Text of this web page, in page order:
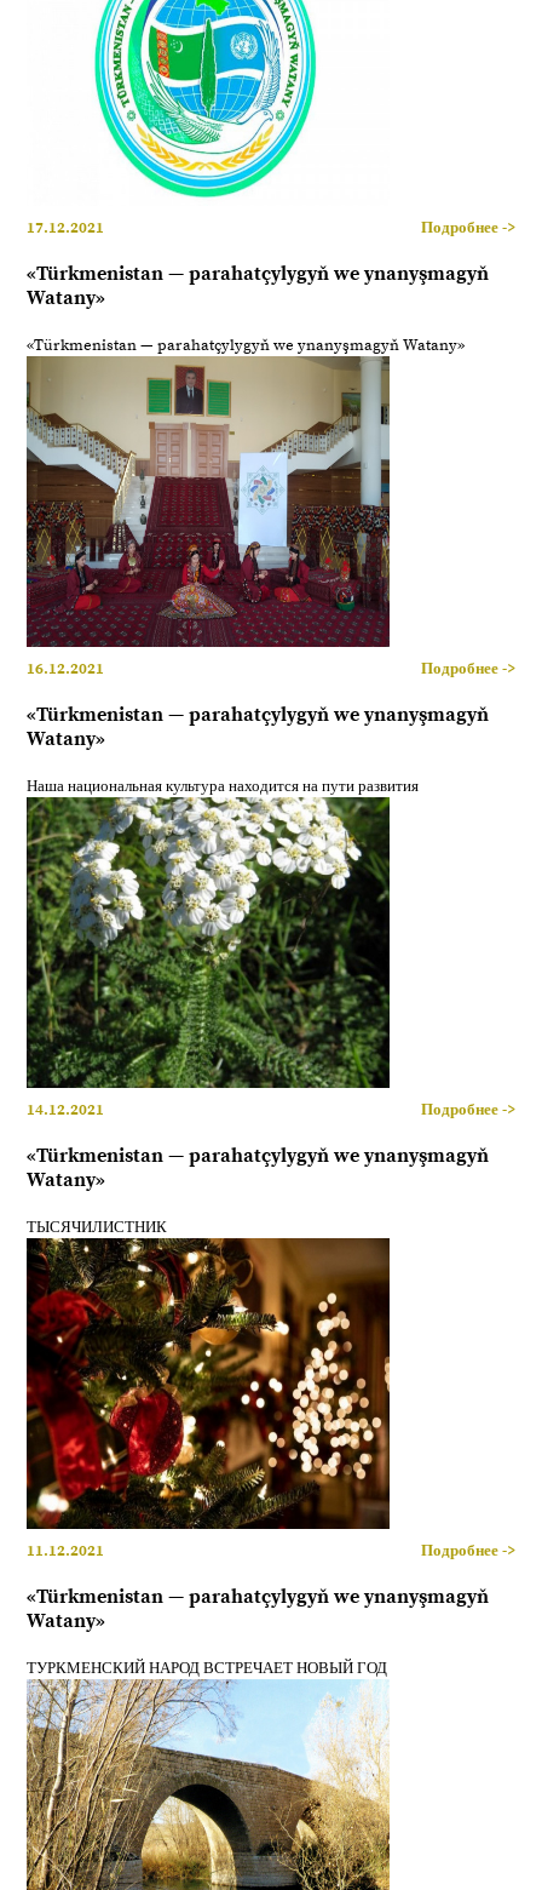
17.12.2021 Подробнее ->
«Türkmenistan — parahatçylygyň we ynanyşmagyň
Watany»
«Türkmenistan — parahatçylygyň we ynanyşmagyň Watany»
16.12.2021 Подробнее ->
«Türkmenistan — parahatçylygyň we ynanyşmagyň
Watany»
Наша национальная культура находится на пути развития
14.12.2021 Подробнее ->
«Türkmenistan — parahatçylygyň we ynanyşmagyň
Watany»
ТЫСЯЧИЛИСТНИК
11.12.2021 Подробнее ->
«Türkmenistan — parahatçylygyň we ynanyşmagyň
Watany»
ТУРКМЕНСКИЙ НАРОД ВСТРЕЧАЕТ НОВЫЙ ГОД